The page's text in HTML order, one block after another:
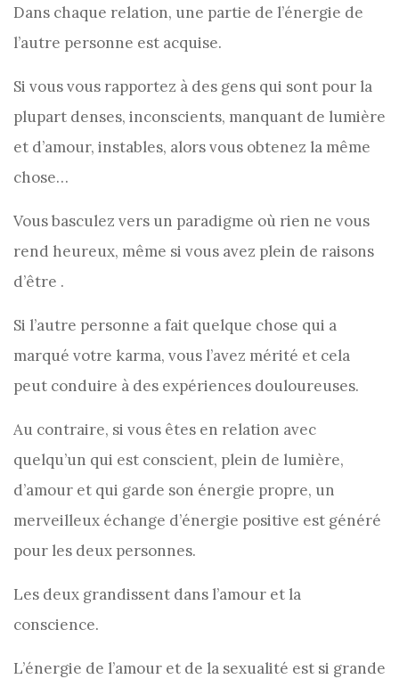
Dans chaque relation, une partie de l’énergie de
l’autre personne est acquise.
Si vous vous rapportez à des gens qui sont pour la
plupart denses, inconscients, manquant de lumière
et d’amour, instables, alors vous obtenez la même
chose…
Vous basculez vers un paradigme où rien ne vous
rend heureux, même si vous avez plein de raisons
d’être .
Si l’autre personne a fait quelque chose qui a
marqué votre karma, vous l’avez mérité et cela
peut conduire à des expériences douloureuses.
Au contraire, si vous êtes en relation avec
quelqu’un qui est conscient, plein de lumière,
d’amour et qui garde son énergie propre, un
merveilleux échange d’énergie positive est généré
pour les deux personnes.
Les deux grandissent dans l’amour et la
conscience.
L’énergie de l’amour et de la sexualité est si grande